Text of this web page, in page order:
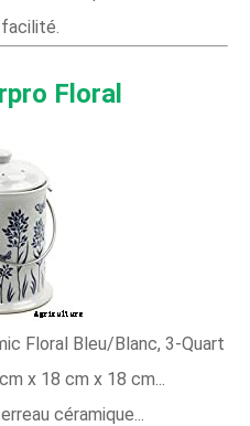
Floral
Floral Bleu/Blanc, 3-Quart
x 18 cm x 18 cm...
céramique...